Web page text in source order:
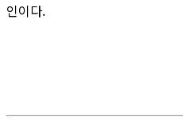
인이다.